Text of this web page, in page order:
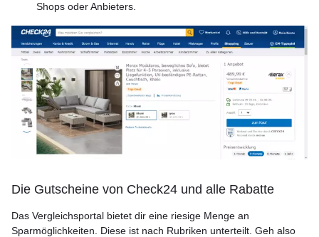
Shops oder Anbieters.
Die Gutscheine von Check24 und alle Rabatte
Das Vergleichsportal bietet dir eine riesige Menge an
Sparmöglichkeiten. Diese ist nach Rubriken unterteilt. Geh also